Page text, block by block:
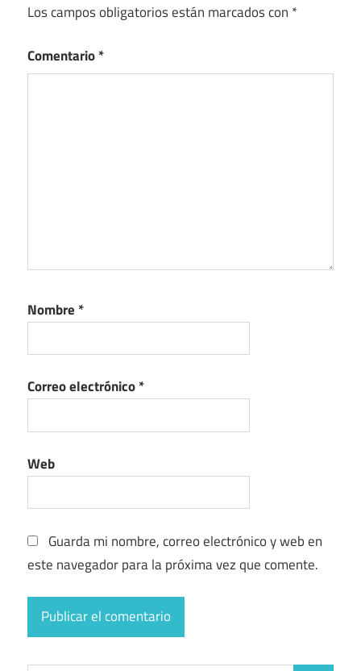
Los campos obligatorios están marcados con *
Comentario*
Nombre *
Correo electrónico*
Web
Guarda mi nombre, correo electrónico y web en
este navegador para la próxima vez que comente.